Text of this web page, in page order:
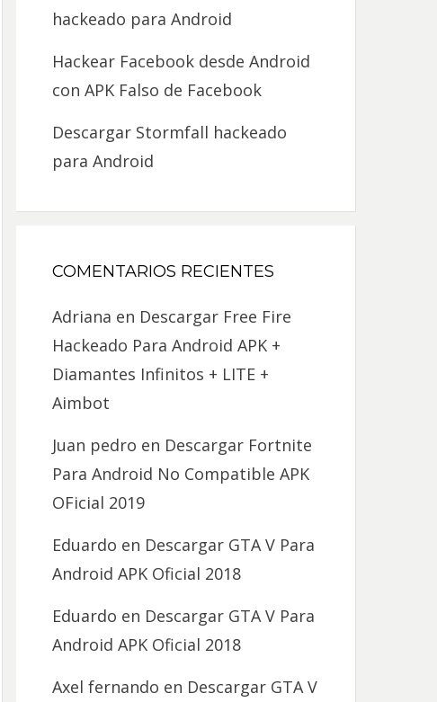
hackeado para Android
Hackear Facebook desde Android
con APK Falso de Facebook
Descargar Stormfall hackeado
para Android
COMENTARIOS RECIENTES
Adriana en Descargar Free Fire
Hackeado Para Android APK +
Diamantes Infinitos + LITE +
Aimbot
Juan pedro en Descargar Fortnite
Para Android No Compatible APK
OFicial 2019
Eduardo en Descargar GTA V Para
Android APK Oficial 2018
Eduardo en Descargar GTA V Para
Android APK Oficial 2018
Axel fernando en Descargar GTA V